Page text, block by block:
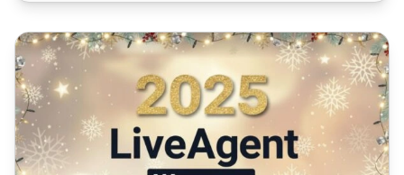
Resumo do LiveAgent 2025: das novas funções ao